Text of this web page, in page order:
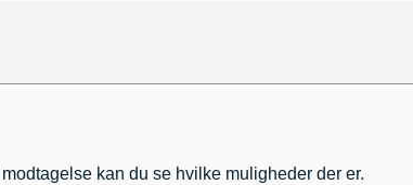
kan du se hvilke muligheder der er.